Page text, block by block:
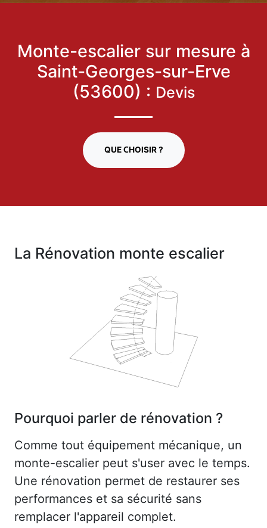
Monte-escalier sur mesure à
Saint-Georges-sur-Erve
(53600) : Devis
QUE CHOISIR ?
La Rénovation monte escalier
Pourquoi parler de rénovation ?
Comme tout équipement mécanique, un
monte-escalier peut s'user avec le temps.
Une rénovation permet de restaurer ses
performances et sa sécurité sans
remplacer l'appareil complet.